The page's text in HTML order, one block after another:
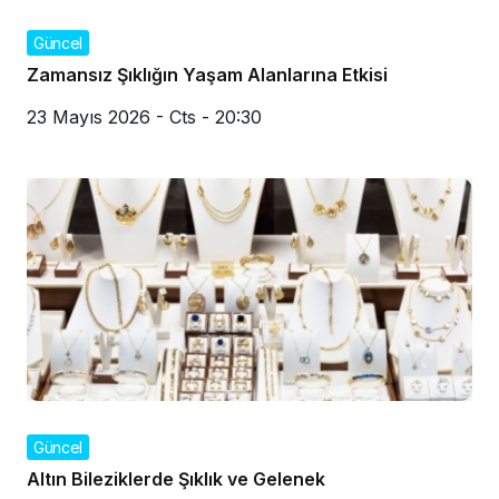
Güncel
Zamansız Şıklığın Yaşam Alanlarına Etkisi
23 Mayıs 2026 - Cts - 20:30
Güncel
Altın Bileziklerde Şıklık ve Gelenek